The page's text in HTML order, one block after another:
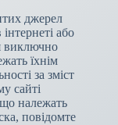
джерел
або
виключно
їхнім
за зміст
сайті
належать
повідомте